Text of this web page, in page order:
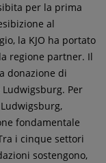
per la prima
al
la KJO ha portato
regione partner. Il
donazione di
Per
fondamentale
i cinque settori
sostengono,